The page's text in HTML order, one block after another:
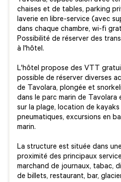
chaises et de tables, parking
laverie en libre-service (avec
dans chaque chambre, wi-fi
Possibilité de réserver des
à l'hôtel.
L'hôtel propose des VTT
possible de réserver diverses
de Tavolara, plongée et
dans le parc marin de Tavolara
sur la plage, location de
pneumatiques, excursions en
marin.
La structure est située dans
proximité des principaux
marchand de journaux, tabac,
de billets, restaurant, bar,